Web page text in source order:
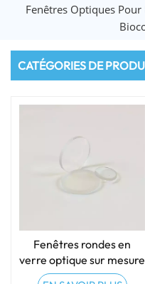
Fenêtres Optiques
CATÉGORIES DE
Fenêtres rondes en
verre optique sur mesure